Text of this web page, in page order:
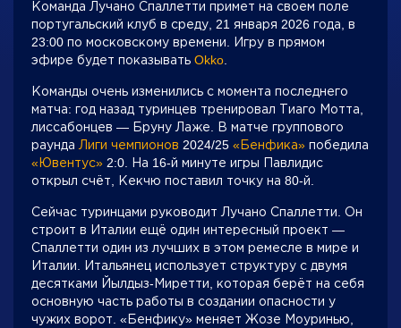
Команда Лучано Спаллетти примет на своем поле
португальский клуб в среду, 21 января 2026 года, в
23:00 по московскому времени. Игру в прямом
эфире будет показывать Okko
Команды очень изменились с момента последнего
матча: год назад туринцев тренировал Тиаго Мотта,
лиссабонцев — Бруну Лаже. В матче группового
раунда Лиги чемпионов 2024/25 «Бенфика» победила
«Ювентус» 2:0. На 16‑й минуте игры Павлидис
открыл счёт, Кекчю поставил точку на 80‑й.
Сейчас туринцами руководит Лучано Спаллетти. Он
строит в Италии ещё один интересный проект —
Спаллетти один из лучших в этом ремесле в мире и
Италии. Итальянец использует структуру с двумя
десятками Йылдыз‑Миретти, которая берёт на себя
основную часть работы в создании опасности у
чужих ворот. «Бенфику» меняет Жозе Моуринью,